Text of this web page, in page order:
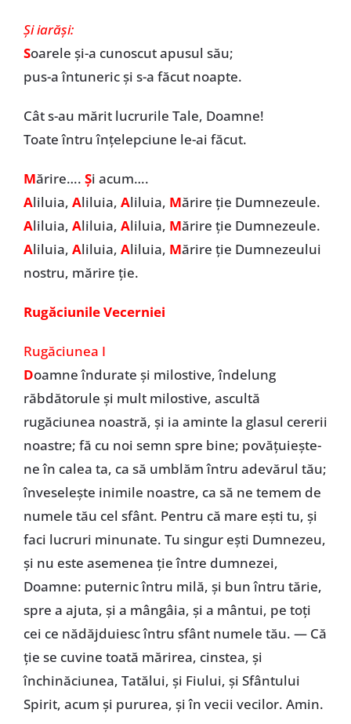
Și iarăși:
Soarele și-a cunoscut apusul său;
pus-a întuneric și s-a făcut noapte.
Cât s-au mărit lucrurile Tale, Doamne!
Toate întru înțelepciune le-ai făcut.
Mărire…. Și acum….
Aliluia, Aliluia, Aliluia, Mărire ție Dumnezeule.
Aliluia, Aliluia, Aliluia, Mărire ție Dumnezeule.
Aliluia, Aliluia, Aliluia, Mărire ție Dumnezeului
nostru, mărire ție.
Rugăciunile Vecerniei
Rugăciunea I
Doamne îndurate și milostive, îndelung
răbdătorule și mult milostive, ascultă
rugăciunea noastră, și ia aminte la glasul cererii
noastre; fă cu noi semn spre bine; povățuiește-
ne în calea ta, ca să umblăm întru adevărul tău;
înveselește inimile noastre, ca să ne temem de
numele tău cel sfânt. Pentru că mare ești tu, și
faci lucruri minunate. Tu singur ești Dumnezeu,
și nu este asemenea ție între dumnezei,
Doamne: puternic întru milă, și bun întru tărie,
spre a ajuta, și a mângâia, și a mântui, pe toți
cei ce nădăjduiesc întru sfânt numele tău. — Că
ție se cuvine toată mărirea, cinstea, și
închinăciunea, Tatălui, și Fiului, și Sfântului
Spirit, acum și pururea, și în vecii vecilor. Amin.